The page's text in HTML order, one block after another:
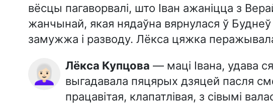
вёсцы пагаворвалі, што Іван ажаніцца з
жанчынай, якая нядаўна вярнулася ў Буднеў
замужжа і разводу. Лёкса цяжка
👩🏻‍🦳 Лёкса Купцова — маці Івана, удава
выгадавала пяцярых дзяцей пасля
працавітая, клапатлівая, з сівымі